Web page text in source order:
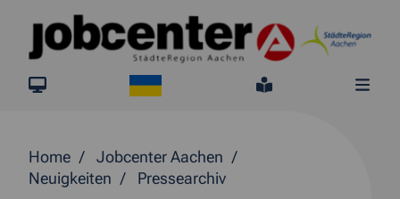
Springe direkt zum Inhalt
jobcenter.digital
Leichte
Home
Jobcenter Aachen
Neuigkeiten
Pressearchiv